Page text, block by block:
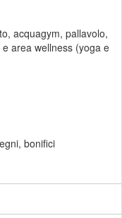
acquagym, pallavolo,
area wellness (yoga e
bonifici